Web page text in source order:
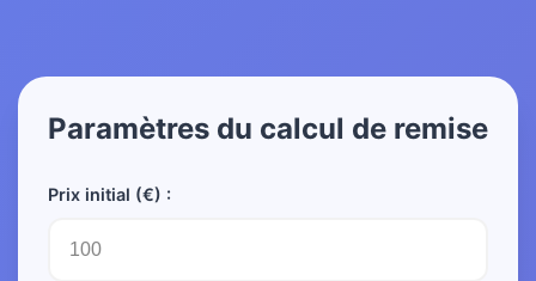
Paramètres du calcul de remise
Prix initial (€) :